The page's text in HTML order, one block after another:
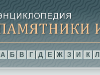
А Б В Г Д Е Ж З И К Л